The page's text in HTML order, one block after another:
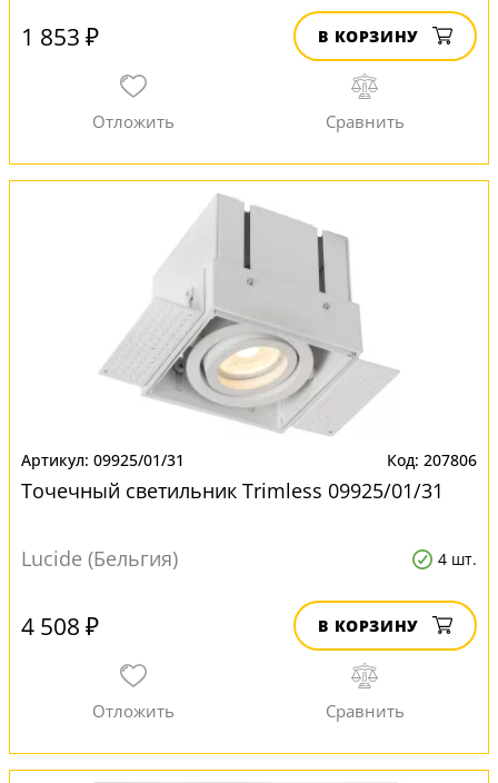
1 853 ₽ В КОРЗИНУ
09925/01/31 207806
Точечный светильник Trimless 09925/01/31
Lucide (Бельгия) 4 шт.
4 508 ₽ В КОРЗИНУ